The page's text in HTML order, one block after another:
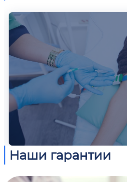
Наши гарантии